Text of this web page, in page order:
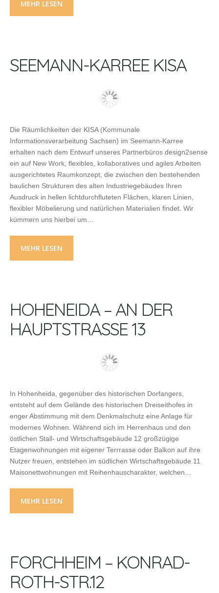
MEHR LESEN
SEEMANN-KARREE KISA
Die Räumlichkeiten der KISA (Kommunale
Informationsverarbeitung Sachsen) im Seemann-Karree
erhalten nach dem Entwurf unseres Partnerbüros design2sense
ein auf New Work, flexibles, kollaboratives und agiles Arbeiten
ausgerichtetes Raumkonzept, die zwischen den bestehenden
baulichen Strukturen des alten Industriegebäudes Ihren
Ausdruck in hellen lichtdurchfluteten Flächen, klaren Linien,
flexibler Möbelierung und natürlichen Materialien findet. Wir
kümmern uns hierbei um…
MEHR LESEN
HOHENEIDA – AN DER
HAUPTSTRASSE 13
In Hohenheida, gegenüber des historischen Dorfangers,
entsteht auf dem Gelände des historischen Dreiseithofes in
enger Abstimmung mit dem Denkmalschutz eine Anlage für
modernes Wohnen. Während sich im Herrenhaus und den
östlichen Stall- und Wirtschaftsgebäude 12 großzügige
Etagenwohnungen mit eigener Terrrasse oder Balkon auf ihre
Nutzer freuen, entstehen im südlichen Wirtschaftsgebäude 11
Maisonettwohnungen mit Reihenhauscharakter, welchen…
MEHR LESEN
FORCHHEIM – KONRAD-
ROTH-STR.12